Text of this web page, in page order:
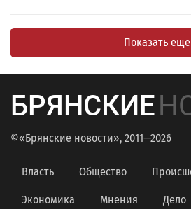
Показать еще
БРЯНСКИЕ
©«Брянские новости», 2011—2026
Власть Общество
Экономика Мнения Дело